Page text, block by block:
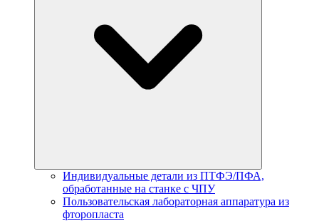
Индивидуальные детали из ПТФЭ/ПФА,
обработанные на станке с ЧПУ
Пользовательская лабораторная аппаратура из
фторопласта